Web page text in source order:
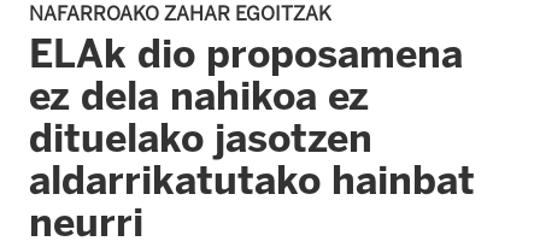
NAFARROAKO ZAHAR EGOITZAK
ELAk dio proposamena
ez dela nahikoa ez
dituelako jasotzen
aldarrikatutako hainbat
neurri